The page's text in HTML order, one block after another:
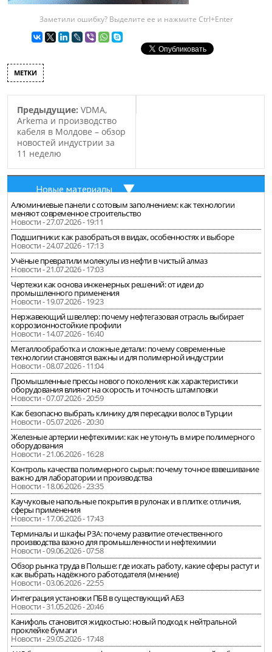
Заметили ошибку? Выделите ее и нажмите Ctrl+Enter
МЕТКИ
Предыдущие: VDMA,
Arkema и производство
кабеля в Молдове – обзор
новостей индустрии за
11 неделю
Новые материалы
Алюминиевые панели с сотовым заполнением: как технологии
меняют современное строительство
Новости - 27.07.2026 - 19:11
Подшипники: как разобраться в видах, особенностях и выборе
Новости - 24.07.2026 - 17:13
Учёные превратили молекулы из нефти в чистый алмаз
Новости - 21.07.2026 - 17:03
Чертежи как основа инженерных решений: от идеи до
промышленного применения
Новости - 19.07.2026 - 19:23
Нержавеющий швеллер: почему нефтегазовая отрасль выбирает
коррозионностойкие профили
Новости - 14.07.2026 - 16:40
Металлообработка и сложные детали: почему современные
технологии становятся важны и для полимерной индустрии
Новости - 08.07.2026 - 11:04
Промышленные прессы нового поколения: как характеристики
оборудования влияют на скорость и точность штамповки
Новости - 07.07.2026 - 20:59
Как безопасно выбрать клинику для пересадки волос в Турции
Новости - 05.07.2026 - 20:30
Железные артерии нефтехимии: как не утонуть в мире полимерного
оборудования
Новости - 21.06.2026 - 16:28
Контроль качества полимерного сырья: почему точное взвешивание
важно для лаборатории и производства
Новости - 18.06.2026 - 23:35
Каучуковые напольные покрытия в рулонах и в плитке: отличия,
сферы применения
Новости - 17.06.2026 - 17:43
Терминалы и шкафы РЗА: почему развитие отечественного
производства важно для промышленности и нефтехимии
Новости - 09.06.2026 - 07:58
Обзор рынка труда в Польше: где искать работу, какие сферы растут и
как выбрать надёжного работодателя (мнение)
Новости - 03.06.2026 - 22:55
Интеграция установки ПБВ в существующий АБЗ
Новости - 31.05.2026 - 20:46
Канифоль становится жидкостью: новый подход к нейтральной
проклейке бумаги
Новости - 29.05.2026 - 17:48